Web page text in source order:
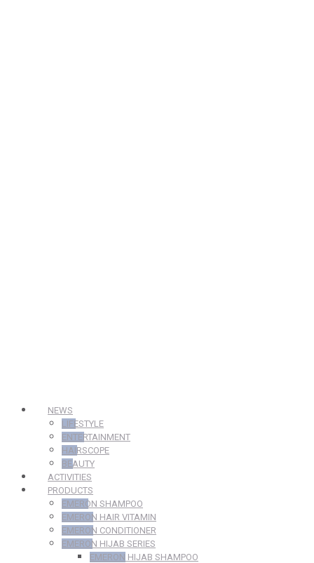
NEWS
LIFESTYLE
ENTERTAINMENT
HAIRSCOPE
BEAUTY
ACTIVITIES
PRODUCTS
EMERON SHAMPOO
EMERON HAIR VITAMIN
EMERON CONDITIONER
EMERON HIJAB SERIES
EMERON HIJAB SHAMPOO